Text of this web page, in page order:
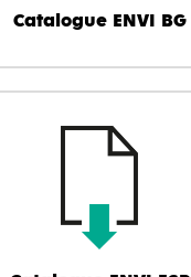
Catalogue ENVI BG